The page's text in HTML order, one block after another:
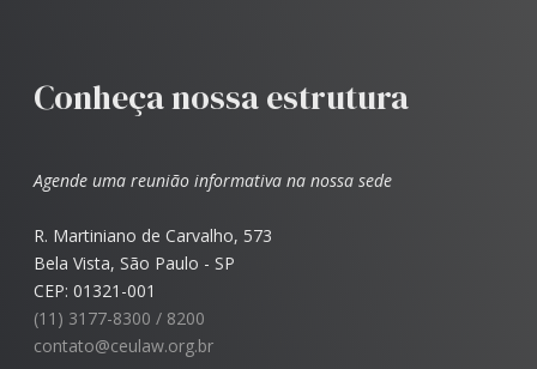
Conheça nossa estrutura
Agende uma reunião informativa na nossa sede
R. Martiniano de Carvalho, 573
Bela Vista, São Paulo - SP
CEP: 01321-001
(11) 3177-8300 / 8200
contato@ceulaw.org.br